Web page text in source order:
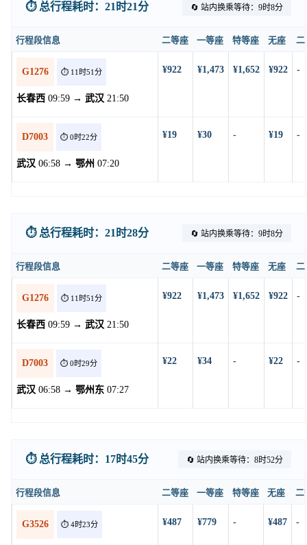
⏱️ 总行程耗时：21时21分 🔄 站内换乘等待：9时8分
行程段信息 二等座 一等座 特等座 无座 二
G1276 ⏱️ 11时51分
长春西 09:59 → 武汉 21:50
¥922 ¥1,473 ¥1,652 ¥922 -
D7003 ⏱️ 0时22分
武汉 06:58 → 鄂州 07:20
¥19 ¥30 - ¥19 -
⏱️ 总行程耗时：21时28分 🔄 站内换乘等待：9时8分
行程段信息 二等座 一等座 特等座 无座 二
G1276 ⏱️ 11时51分
长春西 09:59 → 武汉 21:50
¥922 ¥1,473 ¥1,652 ¥922 -
D7003 ⏱️ 0时29分
武汉 06:58 → 鄂州东 07:27
¥22 ¥34 - ¥22 -
⏱️ 总行程耗时：17时45分 🔄 站内换乘等待：8时52分
行程段信息 二等座 一等座 特等座 无座 二
G3526 ⏱️ 4时23分 ¥487 ¥779 - ¥487 -